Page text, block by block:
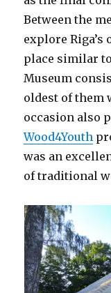
Between the
explore
place similar
Museum
oldest of them
occasion also
Wood4Youth
was an
of traditional